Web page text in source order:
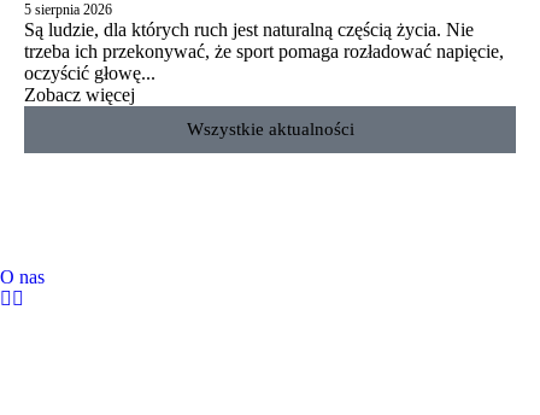
5 sierpnia 2026
Są ludzie, dla których ruch jest naturalną częścią życia. Nie
trzeba ich przekonywać, że sport pomaga rozładować napięcie,
oczyścić głowę...
Zobacz więcej
Wszystkie aktualności
O nas